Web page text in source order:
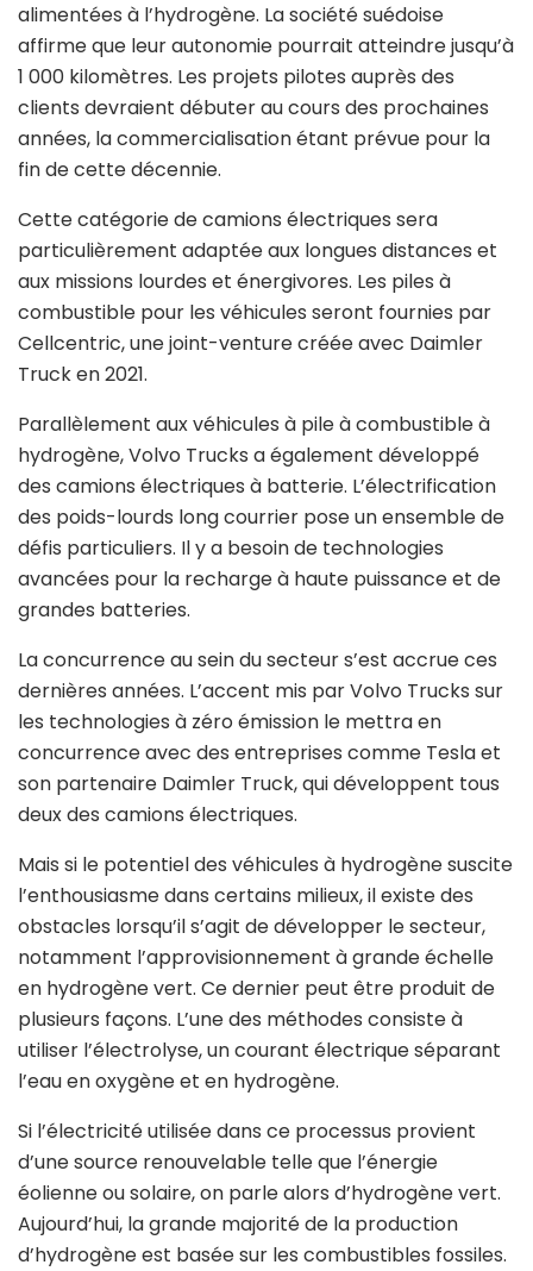
alimentées à l’hydrogène. La société suédoise
affirme que leur autonomie pourrait atteindre jusqu’à
1 000 kilomètres. Les projets pilotes auprès des
clients devraient débuter au cours des prochaines
années, la commercialisation étant prévue pour la
fin de cette décennie.
Cette catégorie de camions électriques sera
particulièrement adaptée aux longues distances et
aux missions lourdes et énergivores. Les piles à
combustible pour les véhicules seront fournies par
Cellcentric, une joint-venture créée avec Daimler
Truck en 2021.
Parallèlement aux véhicules à pile à combustible à
hydrogène, Volvo Trucks a également développé
des camions électriques à batterie. L’électrification
des poids-lourds long courrier pose un ensemble de
défis particuliers. Il y a besoin de technologies
avancées pour la recharge à haute puissance et de
grandes batteries.
La concurrence au sein du secteur s’est accrue ces
dernières années. L’accent mis par Volvo Trucks sur
les technologies à zéro émission le mettra en
concurrence avec des entreprises comme Tesla et
son partenaire Daimler Truck, qui développent tous
deux des camions électriques.
Mais si le potentiel des véhicules à hydrogène suscite
l’enthousiasme dans certains milieux, il existe des
obstacles lorsqu’il s’agit de développer le secteur,
notamment l’approvisionnement à grande échelle
en hydrogène vert. Ce dernier peut être produit de
plusieurs façons. L’une des méthodes consiste à
utiliser l’électrolyse, un courant électrique séparant
l’eau en oxygène et en hydrogène.
Si l’électricité utilisée dans ce processus provient
d’une source renouvelable telle que l’énergie
éolienne ou solaire, on parle alors d’hydrogène vert.
Aujourd’hui, la grande majorité de la production
d’hydrogène est basée sur les combustibles fossiles.